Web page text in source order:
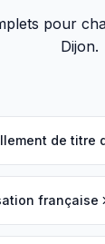
pour
Dijon.
de titre
française